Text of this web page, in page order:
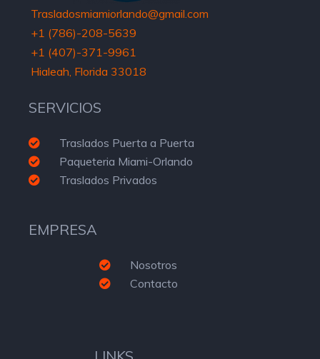
Trasladosmiamiorlando@gmail.com
+1 (786)-208-5639
+1 (407)-371-9961
Hialeah, Florida 33018
SERVICIOS
Traslados Puerta a Puerta
Paqueteria Miami-Orlando
Traslados Privados
EMPRESA
Nosotros
Contacto